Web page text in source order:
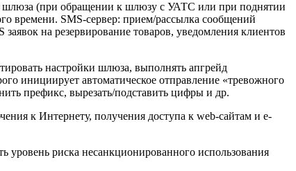
шлюза (при обращении к шлюзу c УАТС или при поднятии
времени. SMS-сервер: прием/рассылка сообщений
на резервирование товаров, уведомления клиентов
настройки шлюза, выполнять апгрейд
инициирует автоматическое отправление «тревожного
префикс, вырезать/подставить цифры и др.
к Интернету, получения доступа к web-сайтам и e-
уровень риска несанкционированного использования